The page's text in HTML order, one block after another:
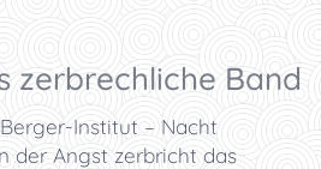
zerbrechliche Band
Institut – Nacht
der Angst zerbricht das